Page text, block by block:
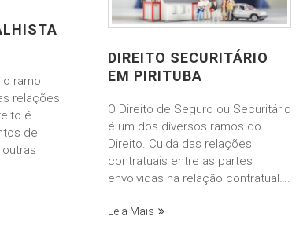
o ramo
relações
é
de
DIREITO SECURITÁRIO
EM PIRITUBA
O Direito de Seguro ou Securitário
é um dos diversos ramos do
Direito. Cuida das relações
contratuais entre as partes
envolvidas na relação contratual….
Leia Mais